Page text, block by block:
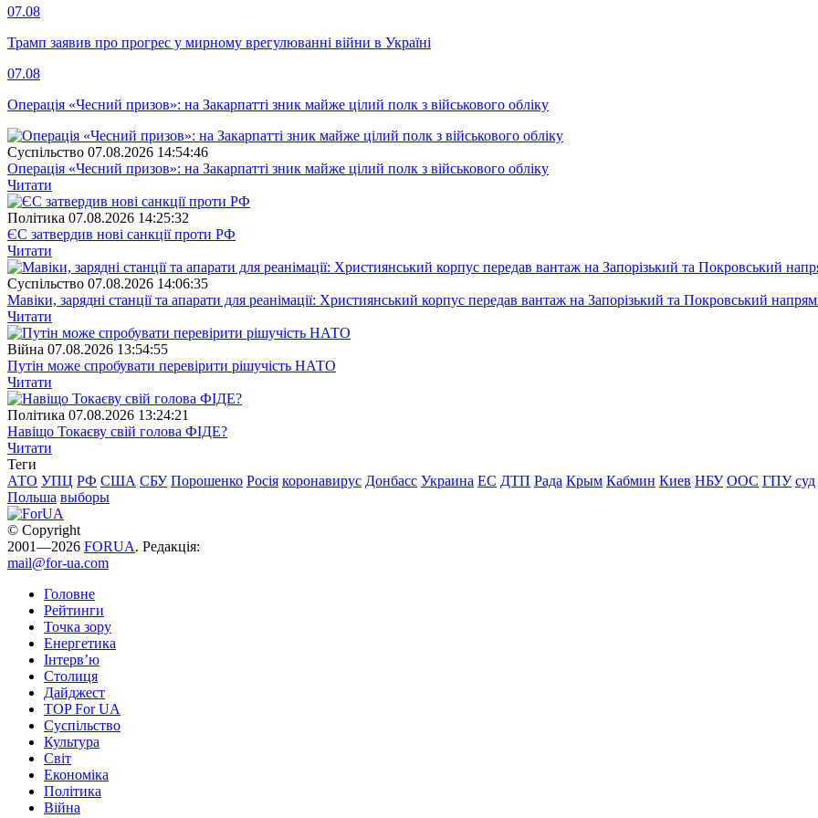
07.08
Трамп заявив про прогрес у мирному врегулюванні війни в Україні
07.08
Операція «Чесний призов»: на Закарпатті зник майже цілий полк з військового обліку
Суспiльство 07.08.2026 14:54:46
Операція «Чесний призов»: на Закарпатті зник майже цілий полк з військового обліку
Читати
Полiтика 07.08.2026 14:25:32
ЄС затвердив нові санкції проти РФ
Читати
Суспiльство 07.08.2026 14:06:35
Мавіки, зарядні станції та апарати для реанімації: Християнський корпус передав вантаж на Запорізький та Покровський
Читати
Війна 07.08.2026 13:54:55
Путін може спробувати перевірити рішучість НАТО
Читати
Полiтика 07.08.2026 13:24:21
Навіщо Токаєву свій голова ФІДЕ?
Читати
Теги
АТО УПЦ РФ США СБУ Порошенко Росія коронавирус Донбасс Украина ЕС ДТП Рада Крым Кабмин Киев НБУ ООС ГПУ суд
Польша выборы
© Copyright
2001—2026 FORUA. Редакція:
mail@for-ua.com
Головне
Рейтинги
Точка зору
Енергетика
Інтерв’ю
Столиця
Дайджест
TOP For UA
Суспiльство
Культура
Світ
Економіка
Політика
Війна